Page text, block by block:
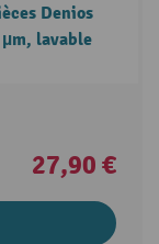
Denios
µm, lavable
27,90 €